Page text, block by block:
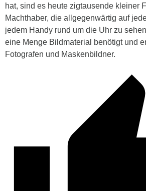
hat, sind es heute zigtausende kleiner
Machthaber, die allgegenwärtig auf
jedem Handy rund um die Uhr zu
eine Menge Bildmaterial benötigt und
Fotografen und Maskenbildner.